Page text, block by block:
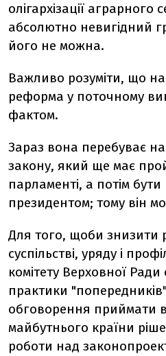
олігархізації аграрного
абсолютно невигідний
його не можна.
Важливо розуміти, що
реформа у поточному
фактом.
Зараз вона перебуває на
закону, який ще має
парламенті, а потім
президентом; тому він
Для того, щоби знизити
суспільстві, уряду і
комітету Верховної Ради
практики
обговорення приймати
майбутнього країни
роботи над